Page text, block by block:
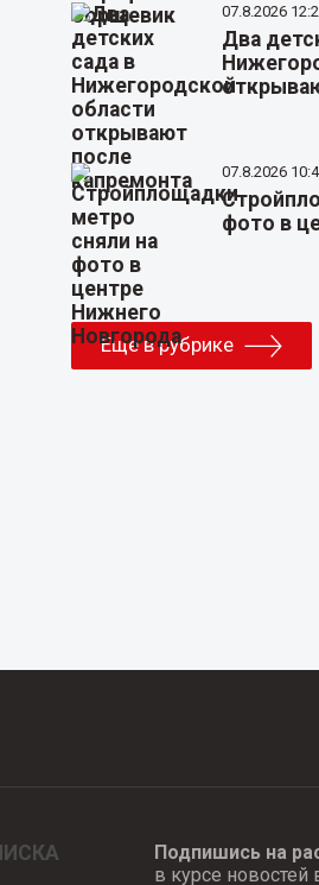
07.8.2026
Два
07.8.2026
фото в
Еще в рубрике
Подпишись на
в курсе новостей